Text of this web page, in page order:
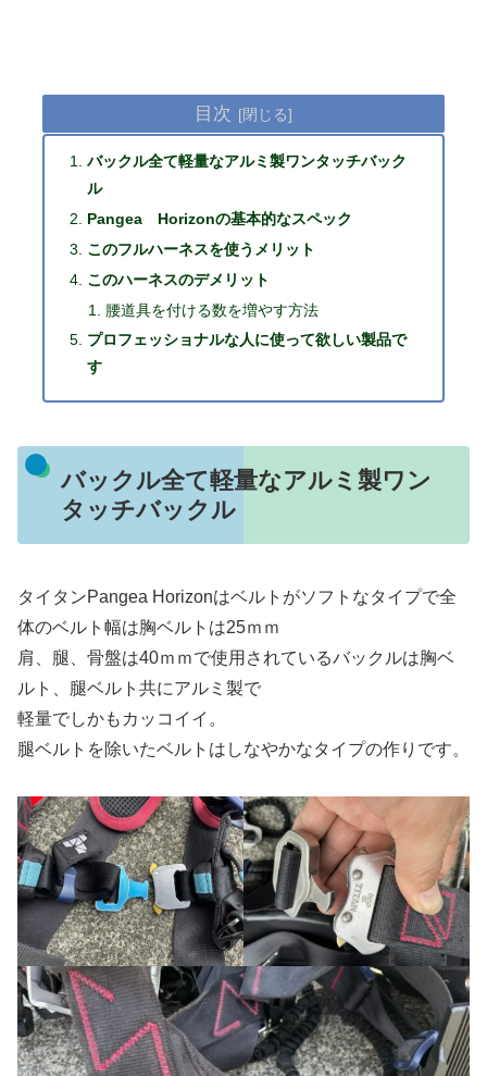
目次
バックル全て軽量なアルミ製ワンタッチバック
ル
Pangea Horizonの基本的なスペック
このフルハーネスを使うメリット
このハーネスのデメリット
腰道具を付ける数を増やす方法
プロフェッショナルな人に使って欲しい製品で
す
バックル全て軽量なアルミ製ワン
タッチバックル
タイタンPangea Horizonはベルトがソフトなタイプで全
体のベルト幅は胸ベルトは25ｍｍ
肩、腿、骨盤は40ｍｍで使用されているバックルは胸ベ
ルト、腿ベルト共にアルミ製で
軽量でしかもカッコイイ。
腿ベルトを除いたベルトはしなやかなタイプの作りです。